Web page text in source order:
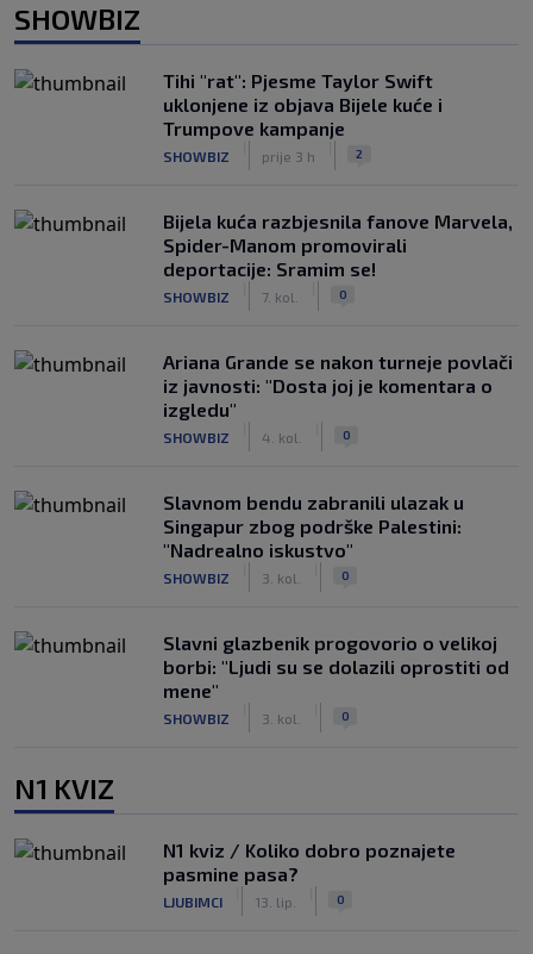
SHOWBIZ
Tihi "rat": Pjesme Taylor Swift
uklonjene iz objava Bijele kuće i
Trumpove kampanje
SHOWBIZ prije 3 h 2
Bijela kuća razbjesnila fanove Marvela,
Spider-Manom promovirali
deportacije: Sramim se!
SHOWBIZ 7. kol. 0
Ariana Grande se nakon turneje povlači
iz javnosti: "Dosta joj je komentara o
izgledu"
SHOWBIZ 4. kol. 0
Slavnom bendu zabranili ulazak u
Singapur zbog podrške Palestini:
"Nadrealno iskustvo"
SHOWBIZ 3. kol. 0
Slavni glazbenik progovorio o velikoj
borbi: "Ljudi su se dolazili oprostiti od
mene"
SHOWBIZ 3. kol. 0
N1 KVIZ
N1 kviz / Koliko dobro poznajete
pasmine pasa?
LJUBIMCI 13. lip. 0